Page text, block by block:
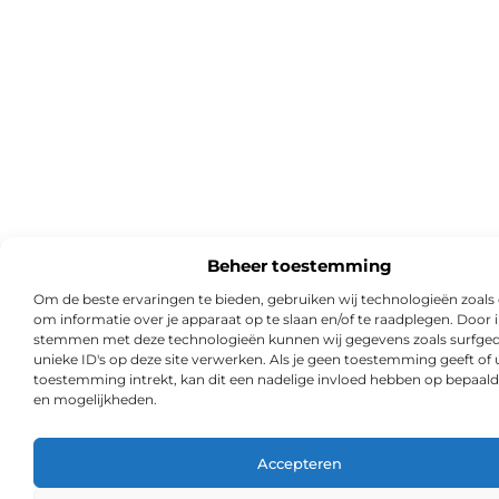
Beheer toestemming
Om de beste ervaringen te bieden, gebruiken wij technologieën zoals
om informatie over je apparaat op te slaan en/of te raadplegen. Door
stemmen met deze technologieën kunnen wij gegevens zoals
unieke ID's op deze site verwerken. Als je geen toestemming geeft of
toestemming intrekt, kan dit een nadelige invloed hebben op
en mogelijkheden.
Accepteren